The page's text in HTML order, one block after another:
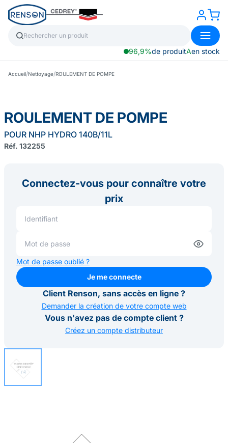
96,9%de produitAen stock
Accueil/Nettoyage/ROULEMENT DE POMPE
ROULEMENT DE POMPE
POUR NHP HYDRO 140B/11L
Réf. 132255
Connectez-vous pour connaître votre
prix
Mot de passe oublié ?
Je me connecte
Je me connecte
Client Renson, sans accès en ligne ?
Demander la création de votre compte web
Vous n'avez pas de compte client ?
Créez un compte distributeur